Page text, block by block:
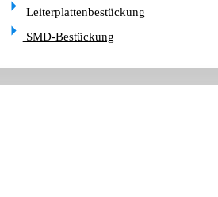
Leiterplattenbestückung
SMD-Bestückung